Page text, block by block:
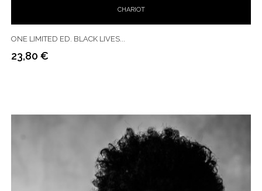
CHARIOT
ONE LIMITED ED. BLACK LIVES...
Prix
23,80 €